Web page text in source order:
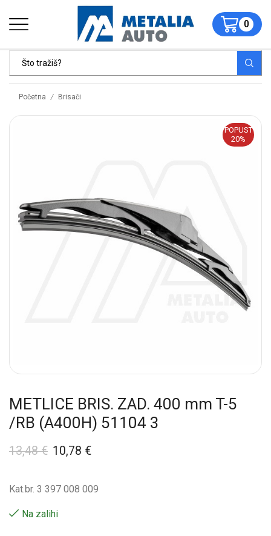
0
Početna / Brisači
POPUST
20%
METLICE BRIS. ZAD. 400 mm T-5
/RB (A400H) 51104 3
13,48€ 10,78 €
Kat.br. 3 397 008 009
Na zalihi